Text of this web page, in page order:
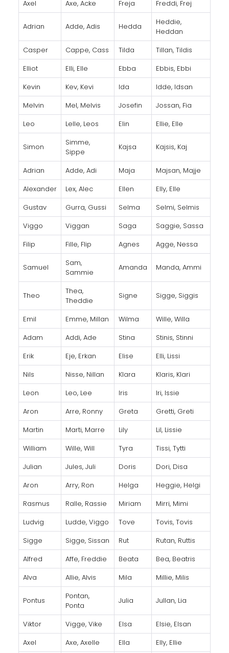
Axel Axe, Acke Freja Freddi, Frej
Adrian Adde, Adis Hedda
Heddie,
Heddan
Casper
Cappe, Cass Tilda
Tillan, Tildis
Elliot
Elli, Elle Ebba
Ebbis, Ebbi
Kevin
Kev, Kevi Ida
Idde, Idsan
Melvin
Mel, Melvis Josefin
Jossan, Fia
Leo
Lelle, Leos Elin Ellie, Elle
Simon
Simme,
Sippe
Kajsa Kajsis, Kaj
Adrian Adde, Adi Maja
Majsan, Majje
Alexander
Lex, Alec Ellen
Elly, Elle
Gustav
Gurra, Gussi Selma
Selmi, Selmis
Viggo
Viggan Saga
Saggie, Sassa
Filip
Fille, Flip Agnes Agge, Nessa
Samuel
Sam,
Sammie
Amanda Manda, Ammi
Theo
Thea,
Theddie
Signe Sigge, Siggis
Emil Emme, Millan Wilma
Wille, Willa
Adam
Addi, Ade Stina
Stinis, Stinni
Erik
Eje, Erkan Elise
Elli, Lissi
Nils
Nisse, Nillan Klara
Klaris, Klari
Leon
Leo, Lee Iris
Iri, Issie
Aron
Arre, Ronny Greta
Gretti, Greti
Martin
Marti, Marre Lily
Lil, Lissie
William
Wille, Will Tyra
Tissi, Tytti
Julian
Jules, Juli Doris
Dori, Disa
Aron
Arry, Ron Helga
Heggie, Helgi
Rasmus
Ralle, Rassie Miriam
Mirri, Mimi
Ludvig
Ludde, Viggo Tove
Tovis, Tovis
Sigge
Sigge, Sissan Rut
Rutan, Ruttis
Alfred
Affe, Freddie Beata
Bea, Beatris
Alva
Allie, Alvis Mila Millie, Milis
Pontus
Pontan,
Ponta
Julia Jullan, Lia
Viktor Vigge, Vike Elsa
Elsie, Elsan
Axel
Axe, Axelle Ella
Elly, Ellie